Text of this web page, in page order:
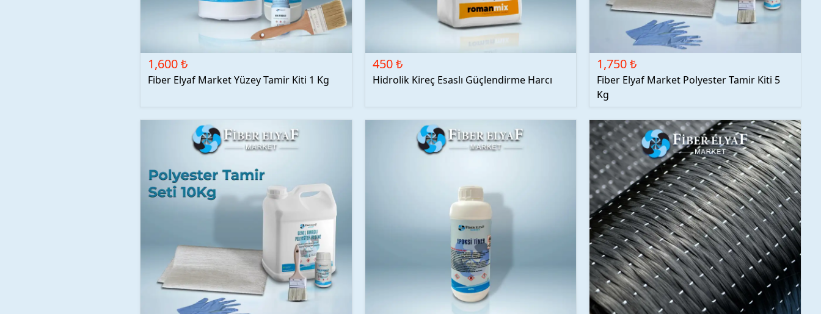
1,600 ₺
Fiber Elyaf Market Yüzey Tamir Kiti 1 Kg
450 ₺
Hidrolik Kireç Esaslı Güçlendirme Harcı
1,750 ₺
Fiber Elyaf Market Polyester Tamir Kiti 5
Kg